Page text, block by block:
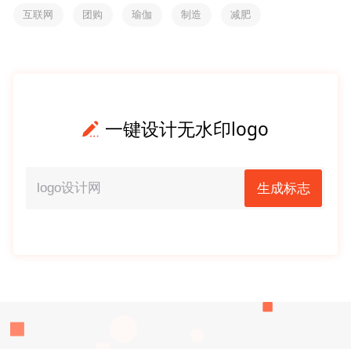
互联网 团购 瑜伽 制造 减肥
一键设计无水印logo
生成标志